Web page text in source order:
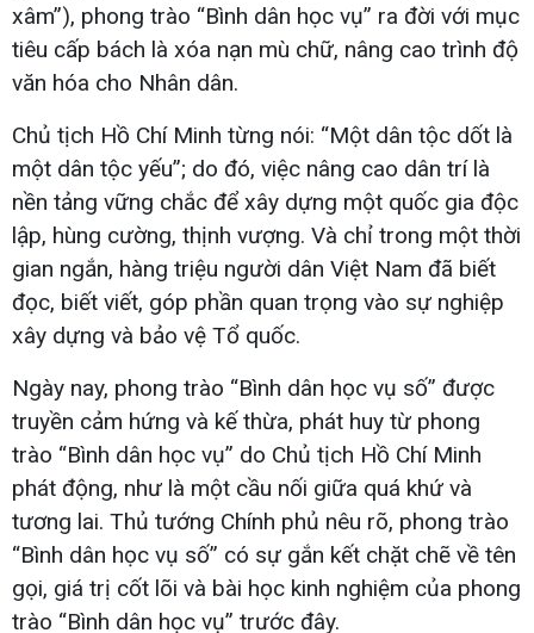
xâm”), phong trào “Bình dân học vụ” ra đời với mục
tiêu cấp bách là xóa nạn mù chữ, nâng cao trình độ
văn hóa cho Nhân dân.
Chủ tịch Hồ Chí Minh từng nói: “Một dân tộc dốt là
một dân tộc yếu”; do đó, việc nâng cao dân trí là
nền tảng vững chắc để xây dựng một quốc gia độc
lập, hùng cường, thịnh vượng. Và chỉ trong một thời
gian ngắn, hàng triệu người dân Việt Nam đã biết
đọc, biết viết, góp phần quan trọng vào sự nghiệp
xây dựng và bảo vệ Tổ quốc.
Ngày nay, phong trào “Bình dân học vụ số” được
truyền cảm hứng và kế thừa, phát huy từ phong
trào “Bình dân học vụ” do Chủ tịch Hồ Chí Minh
phát động, như là một cầu nối giữa quá khứ và
tương lai. Thủ tướng Chính phủ nêu rõ, phong trào
“Bình dân học vụ số” có sự gắn kết chặt chẽ về tên
gọi, giá trị cốt lõi và bài học kinh nghiệm của phong
trào “Bình dân học vụ” trước đây.